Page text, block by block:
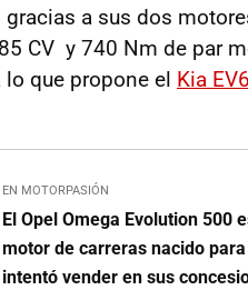
a sus dos
CV y 740 Nm de par
que propone el Kia
EN MOTORPASIÓN
El Opel Omega Evolution 500
motor de carreras nacido para
intentó vender en sus